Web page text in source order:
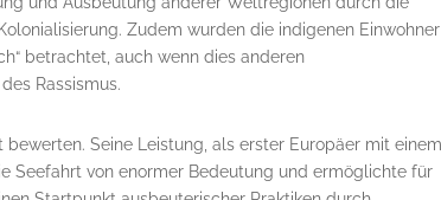
Zudem wurden die indigenen Einwohner
betrachtet, auch wenn dies anderen
Rassismus.
Seine Leistung, als erster Europäer mit
Seefahrt von enormer Bedeutung und ermöglichte für